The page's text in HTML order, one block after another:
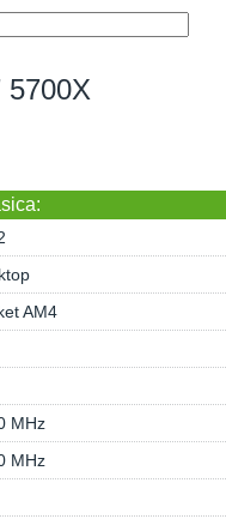
5700X
AM4
MHz
MHz